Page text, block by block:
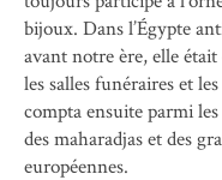
bijoux. Dans l’Égypte
avant notre ère, elle
les salles funéraires et
compta ensuite parmi
des maharadjas et des
européennes.